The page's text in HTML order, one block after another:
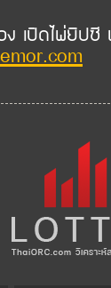
ง เปิดไพ่ยิปซี